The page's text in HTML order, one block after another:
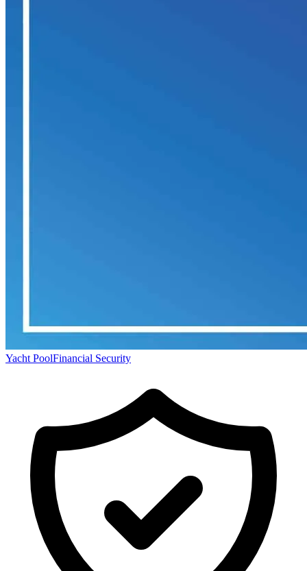
Yacht PoolFinancial Security